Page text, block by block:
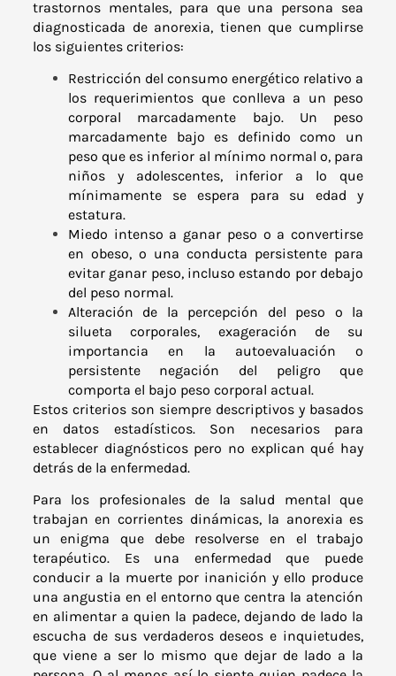
trastornos mentales, para que una persona sea
diagnosticada de anorexia, tienen que cumplirse
los siguientes criterios:
Restricción del consumo energético relativo a
los requerimientos que conlleva a un peso
corporal marcadamente bajo. Un peso
marcadamente bajo es definido como un
peso que es inferior al mínimo normal o, para
niños y adolescentes, inferior a lo que
mínimamente se espera para su edad y
estatura.
Miedo intenso a ganar peso o a convertirse
en obeso, o una conducta persistente para
evitar ganar peso, incluso estando por debajo
del peso normal.
Alteración de la percepción del peso o la
silueta corporales, exageración de su
importancia en la autoevaluación o
persistente negación del peligro que
comporta el bajo peso corporal actual.
Estos criterios son siempre descriptivos y basados
en datos estadísticos. Son necesarios para
establecer diagnósticos pero no explican qué hay
detrás de la enfermedad.
Para los profesionales de la salud mental que
trabajan en corrientes dinámicas, la anorexia es
un enigma que debe resolverse en el trabajo
terapéutico. Es una enfermedad que puede
conducir a la muerte por inanición y ello produce
una angustia en el entorno que centra la atención
en alimentar a quien la padece, dejando de lado la
escucha de sus verdaderos deseos e inquietudes,
que viene a ser lo mismo que dejar de lado a la